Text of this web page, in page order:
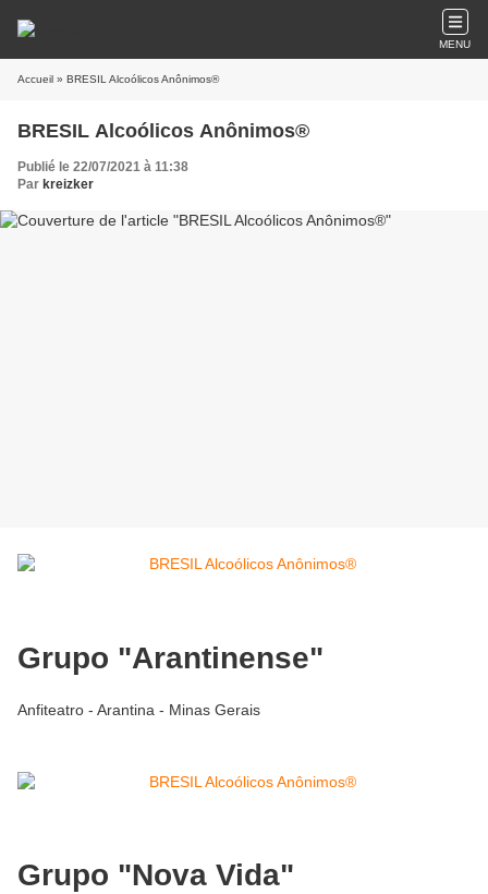
MENU
Accueil » BRESIL Alcoólicos Anônimos®
BRESIL Alcoólicos Anônimos®
Publié le 22/07/2021 à 11:38
Par kreizker
Grupo "Arantinense"
Anfiteatro - Arantina - Minas Gerais
Grupo "Nova Vida"